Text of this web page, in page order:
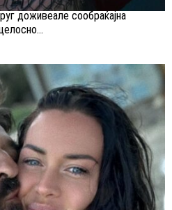
доживеале сообраќајна